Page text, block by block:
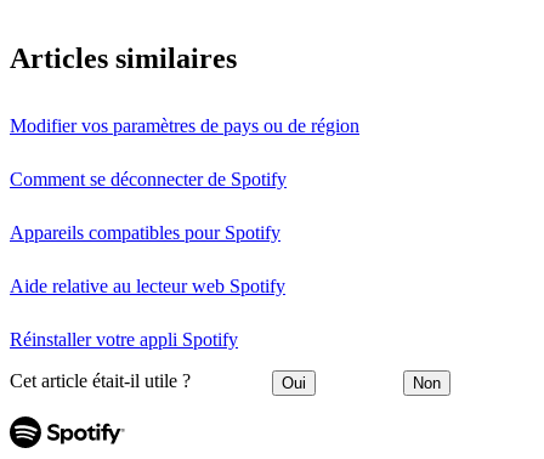
Articles similaires
Modifier vos paramètres de pays ou de région
Comment se déconnecter de Spotify
Appareils compatibles pour Spotify
Aide relative au lecteur web Spotify
Réinstaller votre appli Spotify
Cet article était-il utile ? Oui Non